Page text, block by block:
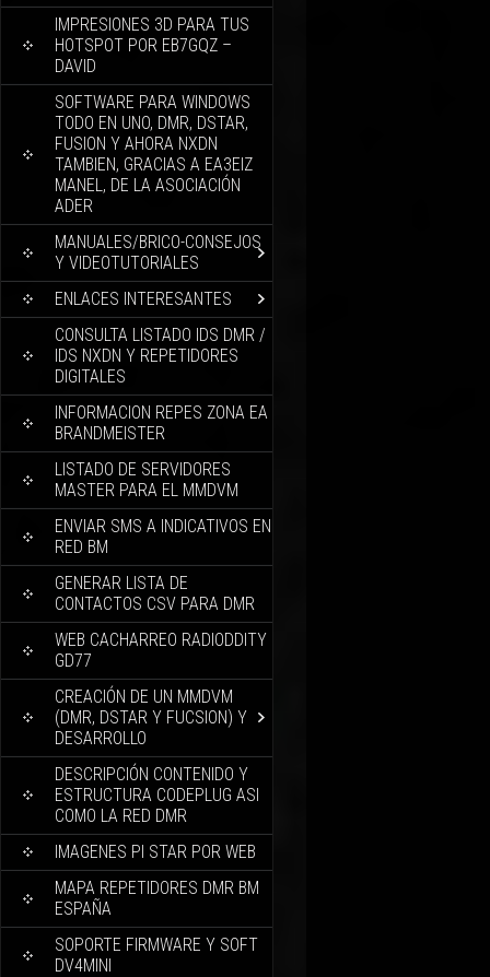
IMPRESIONES 3D PARA TUS
HOTSPOT POR EB7GQZ –
DAVID
SOFTWARE PARA WINDOWS
TODO EN UNO, DMR, DSTAR,
FUSION Y AHORA NXDN
TAMBIEN, GRACIAS A EA3EIZ
MANEL, DE LA ASOCIACIÓN
ADER
MANUALES/BRICO-CONSEJOS
Y VIDEOTUTORIALES
ENLACES INTERESANTES
CONSULTA LISTADO IDS DMR /
IDS NXDN Y REPETIDORES
DIGITALES
INFORMACION REPES ZONA EA
BRANDMEISTER
LISTADO DE SERVIDORES
MASTER PARA EL MMDVM
ENVIAR SMS A INDICATIVOS EN
RED BM
GENERAR LISTA DE
CONTACTOS CSV PARA DMR
WEB CACHARREO RADIODDITY
GD77
CREACIÓN DE UN MMDVM
(DMR, DSTAR Y FUCSION) Y
DESARROLLO
DESCRIPCIÓN CONTENIDO Y
ESTRUCTURA CODEPLUG ASI
COMO LA RED DMR
IMAGENES PI STAR POR WEB
MAPA REPETIDORES DMR BM
ESPAÑA
SOPORTE FIRMWARE Y SOFT
DV4MINI